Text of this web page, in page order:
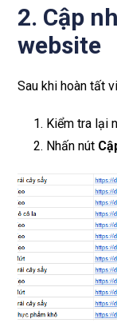
2. Cập
website
Sau khi hoàn tất
Kiểm tra lại
Nhấn nút